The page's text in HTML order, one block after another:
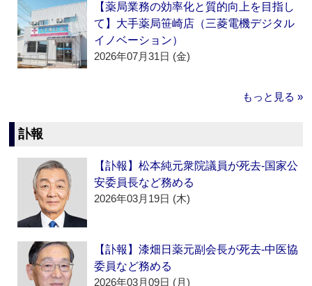
【薬局業務の効率化と質的向上を目指し
て】大手薬局笹崎店（三菱電機デジタル
イノベーション）
2026年07月31日 (金)
もっと見る »
訃報
【訃報】松本純元衆院議員が死去‐国家公
安委員長など務める
2026年03月19日 (木)
【訃報】漆畑日薬元副会長が死去‐中医協
委員など務める
2026年03月09日 (月)